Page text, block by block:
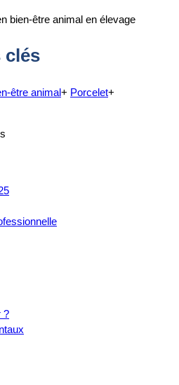
bien-être animal en élevage
clés
être animal+ Porcelet+
?